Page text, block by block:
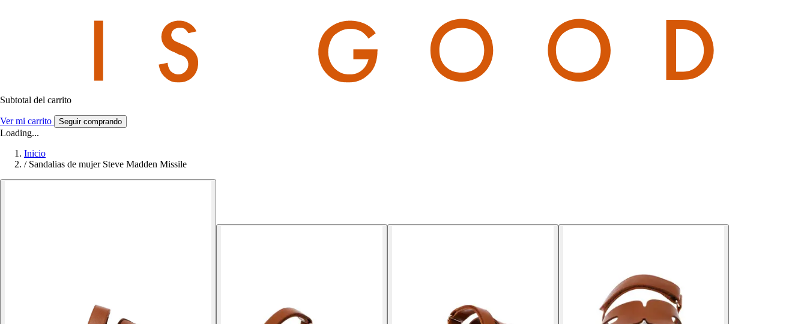
Subtotal del carrito
Ver mi carrito Seguir comprando
Loading...
Inicio
/ Sandalias de mujer Steve Madden Missile